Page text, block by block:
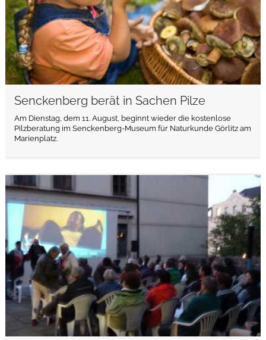
Senckenberg berät in Sachen Pilze
Am Dienstag, dem 11. August, beginnt wieder die kostenlose
Pilzberatung im Senckenberg-Museum für Naturkunde Görlitz am
Marienplatz.
weiterlesen